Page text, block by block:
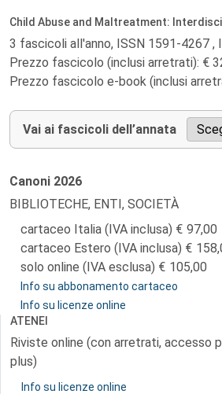
Child Abuse and Maltreatment:
3 fascicoli all'anno, ISSN 1591-4267 ,
Prezzo fascicolo (inclusi arretrati): €
Prezzo fascicolo e-book (inclusi
Vai ai fascicoli dell’annata
Canoni 2026
BIBLIOTECHE, ENTI, SOCIETÀ
cartaceo Italia (IVA inclusa)
97,00
cartaceo Estero (IVA inclusa)
solo online (IVA esclusa)
105,00
Info su abbonamento cartaceo
Info su licenze online
ATENEI
Riviste online (con arretrati, accesso
plus)
Info su licenze online